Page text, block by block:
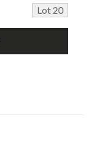
Lot 20